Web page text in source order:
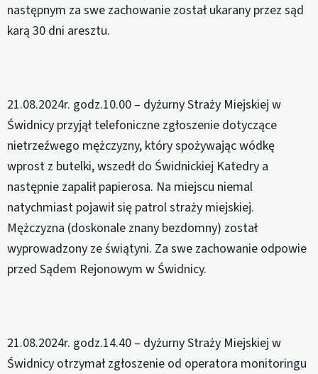
następnym za swe zachowanie został ukarany przez sąd
karą 30 dni aresztu.
21.08.2024r. godz.10.00 – dyżurny Straży Miejskiej w
Świdnicy przyjął telefoniczne zgłoszenie dotyczące
nietrzeźwego mężczyzny, który spożywając wódkę
wprost z butelki, wszedł do Świdnickiej Katedry a
następnie zapalił papierosa. Na miejscu niemal
natychmiast pojawił się patrol straży miejskiej.
Mężczyzna (doskonale znany bezdomny) został
wyprowadzony ze świątyni. Za swe zachowanie odpowie
przed Sądem Rejonowym w Świdnicy.
21.08.2024r. godz.14.40 – dyżurny Straży Miejskiej w
Świdnicy otrzymał zgłoszenie od operatora monitoringu